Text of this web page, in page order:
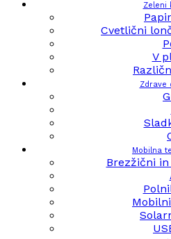
Zeleni
Cvetlični
V
Zdrave
Mobilna
Brezžični